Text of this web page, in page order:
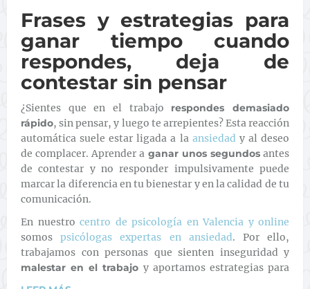
Frases y estrategias para
ganar tiempo cuando
respondes, deja de
contestar sin pensar
¿Sientes que en el trabajo respondes demasiado
rápido, sin pensar, y luego te arrepientes? Esta reacción
automática suele estar ligada a laansiedad y al deseo
de complacer. Aprender a ganar unos segundos antes
de contestar y no responder impulsivamente puede
marcar la diferencia en tu bienestar y en la calidad de tu
comunicación.
En nuestro centro de psicología en Valencia y online
somospsicólogas expertas en ansiedad. Por ello,
trabajamos con personas que sienten inseguridad y
malestar en el trabajo y aportamos estrategias para